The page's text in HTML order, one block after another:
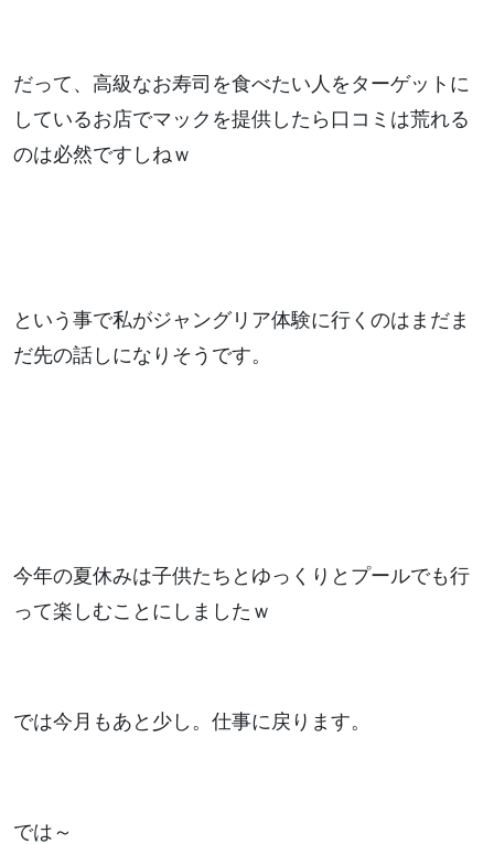
だって、高級なお寿司を食べたい人をターゲットに
しているお店でマックを提供したら口コミは荒れる
のは必然ですしねｗ
という事で私がジャングリア体験に行くのはまだま
だ先の話しになりそうです。
今年の夏休みは子供たちとゆっくりとプールでも行
って楽しむことにしましたｗ
では今月もあと少し。仕事に戻ります。
では～